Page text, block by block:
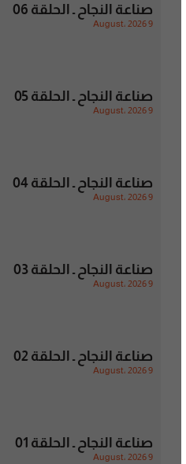
صناعة النجاح ـ الحلقة 06
9 August، 2026
صناعة النجاح ـ الحلقة 05
9 August، 2026
صناعة النجاح ـ الحلقة 04
9 August، 2026
صناعة النجاح ـ الحلقة 03
9 August، 2026
صناعة النجاح ـ الحلقة 02
9 August، 2026
صناعة النجاح ـ الحلقة 01
9 August، 2026